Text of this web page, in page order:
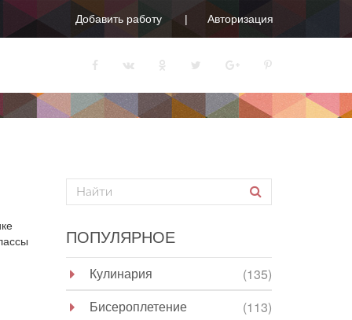
Добавить работу Авторизация
ПОПУЛЯРНОЕ
Кулинария
(135)
Бисероплетение
(113)